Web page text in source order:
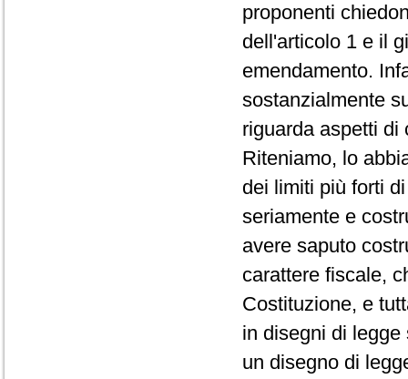
proponenti
dell'articolo 1 e il
emendamento.
sostanzialmente
riguarda aspetti di
Riteniamo, lo
dei limiti più forti
seriamente e
avere saputo
carattere fiscale,
Costituzione, e
in disegni di
un disegno di